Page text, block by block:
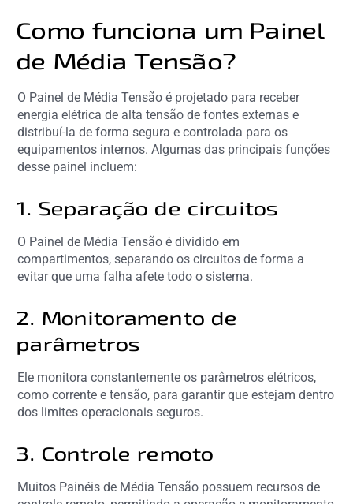
Como funciona um Painel
de Média Tensão?
O Painel de Média Tensão é projetado para receber
energia elétrica de alta tensão de fontes externas e
distribuí-la de forma segura e controlada para os
equipamentos internos. Algumas das principais funções
desse painel incluem:
1. Separação de circuitos
O Painel de Média Tensão é dividido em
compartimentos, separando os circuitos de forma a
evitar que uma falha afete todo o sistema.
2. Monitoramento de
parâmetros
Ele monitora constantemente os parâmetros elétricos,
como corrente e tensão, para garantir que estejam dentro
dos limites operacionais seguros.
3. Controle remoto
Muitos Painéis de Média Tensão possuem recursos de